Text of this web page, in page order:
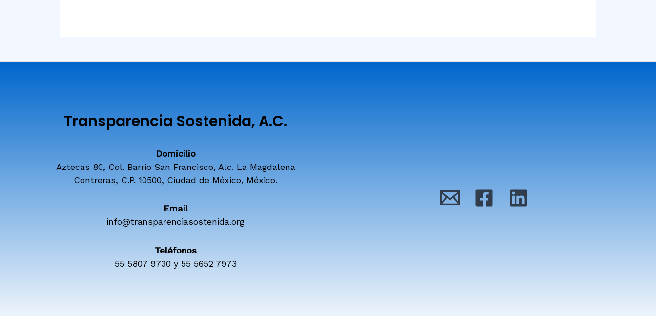
Transparencia Sostenida, A.C.
Domicilio
Aztecas 80, Col. Barrio San Francisco, Alc. La Magdalena
Contreras, C.P. 10500, Ciudad de México, México.
Email
info@transparenciasostenida.org
Teléfonos
55 5807 9730 y 55 5652 7973